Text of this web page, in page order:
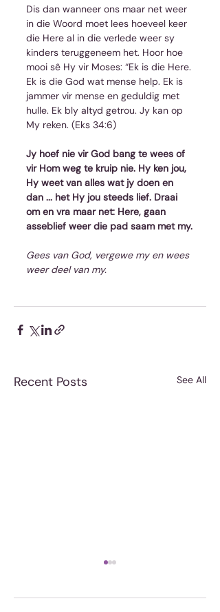
Dis dan wanneer ons maar net weer
in die Woord moet lees hoeveel keer
die Here al in die verlede weer sy
kinders teruggeneem het. Hoor hoe
mooi sê Hy vir Moses: “Ek is die Here.
Ek is die God wat mense help. Ek is
jammer vir mense en geduldig met
hulle. Ek bly altyd getrou. Jy kan op
My reken. (Eks 34:6)
Jy hoef nie vir God bang te wees of
vir Hom weg te kruip nie. Hy ken jou,
Hy weet van alles wat jy doen en
dan ... het Hy jou steeds lief. Draai
om en vra maar net: Here, gaan
asseblief weer die pad saam met my.
Gees van God, vergewe my en wees
weer deel van my.
Recent Posts See All